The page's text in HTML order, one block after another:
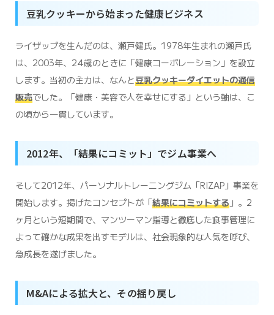
豆乳クッキーから始まった健康ビジネス
ライザップを生んだのは、瀬戸健氏。1978年生まれの瀬戸氏
は、2003年、24歳のときに「健康コーポレーション」を設立
します。当初の主力は、なんと豆乳クッキーダイエットの通信
販売でした。「健康・美容で人を幸せにする」という軸は、こ
の頃から一貫しています。
2012年、「結果にコミット」でジム事業へ
そして2012年、パーソナルトレーニングジム「RIZAP」事業を
開始します。掲げたコンセプトが「結果にコミットする」。2
ヶ月という短期間で、マンツーマン指導と徹底した食事管理に
よって確かな成果を出すモデルは、社会現象的な人気を呼び、
急成長を遂げました。
M&Aによる拡大と、その揺り戻し